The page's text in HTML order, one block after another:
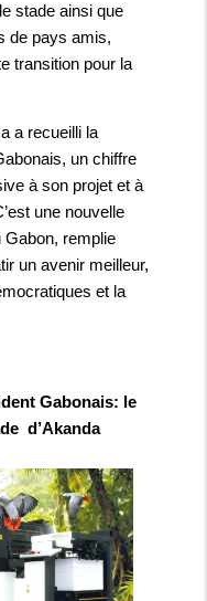
stade ainsi que
de pays amis,
transition pour la
a recueilli la
un chiffre
à son projet et à
une nouvelle
Gabon, remplie
un avenir meilleur,
et la
Gabonais: le
d’Akanda